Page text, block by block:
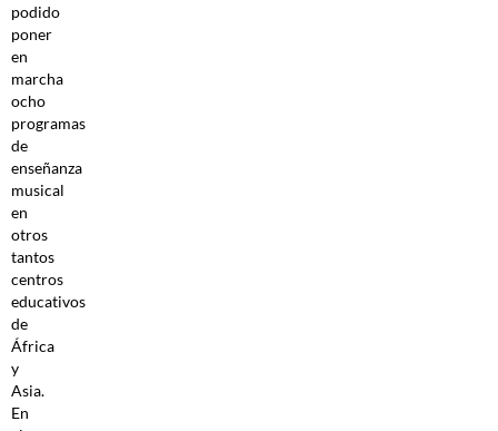
podido
poner
en
marcha
ocho
programas
de
enseñanza
musical
en
otros
tantos
centros
educativos
de
África
y
Asia.
En